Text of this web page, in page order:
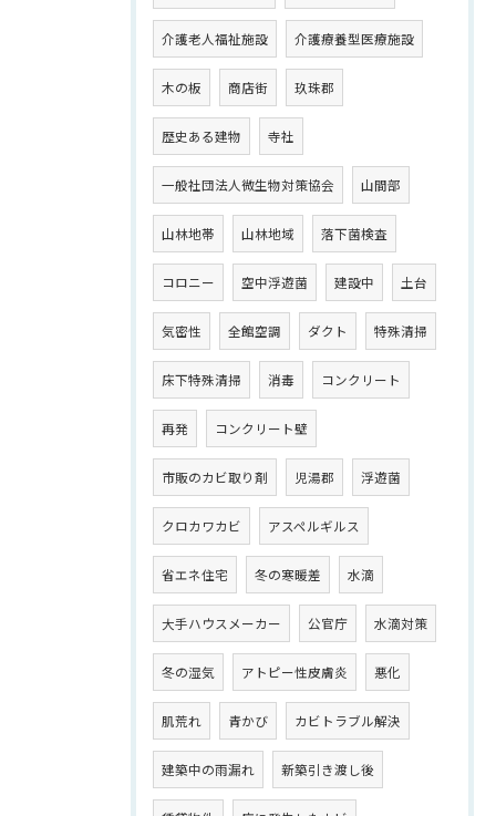
介護老人福祉施設 介護療養型医療施設
木の板 商店街 玖珠郡
歴史ある建物 寺社
一般社団法人微生物対策協会 山間部
山林地帯 山林地域 落下菌検査
コロニー 空中浮遊菌 建設中 土台
気密性 全館空調 ダクト 特殊清掃
床下特殊清掃 消毒 コンクリート
再発 コンクリート壁
市販のカビ取り剤 児湯郡 浮遊菌
クロカワカビ アスペルギルス
省エネ住宅 冬の寒暖差 水滴
大手ハウスメーカー 公官庁 水滴対策
冬の湿気 アトピー性皮膚炎 悪化
肌荒れ 青かび カビトラブル解決
建築中の雨漏れ 新築引き渡し後